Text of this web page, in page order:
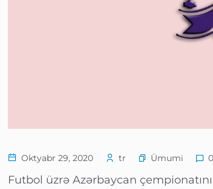
Oktyabr 29, 2020 tr Ümumi 0
Futbol üzrə Azərbaycan